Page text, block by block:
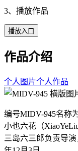
3、播放作品
播放入口
作品介绍
个人图片个人作品
编号MIDV-945名称
小也六花（
三岛六三郎负责导